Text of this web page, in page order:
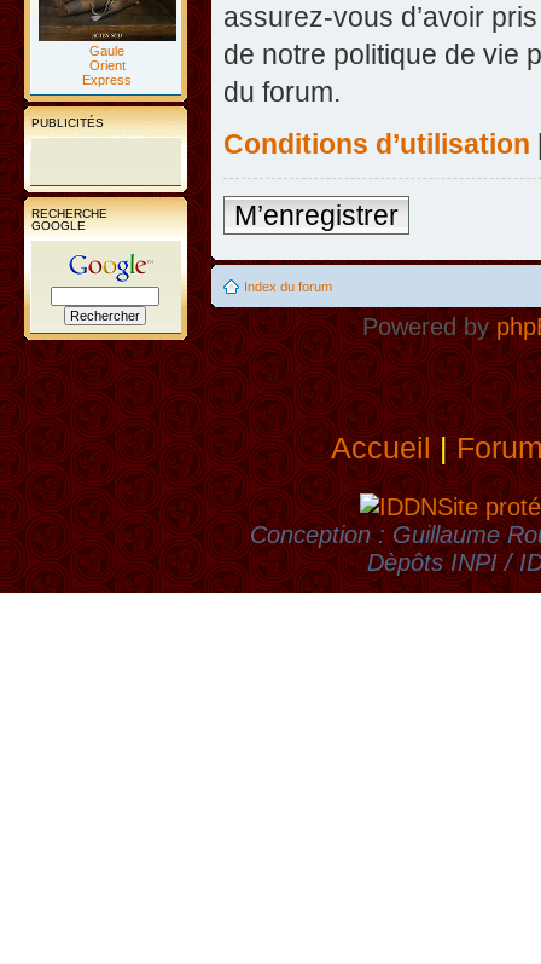
Gaule
Orient
Express
PUBLICITÉS
RECHERCHE
GOOGLE
assurez-vous d’avoir
de notre politique de vie
du forum.
Conditions d’utilisation
M’enregistrer
Index du forum
Powered by
Accueil|
Site
Conception : Guillaume
Dèpôts INPI /